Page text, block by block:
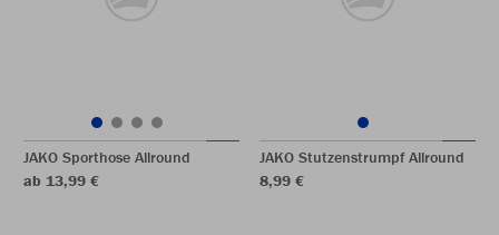
JAKO Sporthose Allround
ab 13,99 €
JAKO Stutzenstrumpf Allround
8,99 €